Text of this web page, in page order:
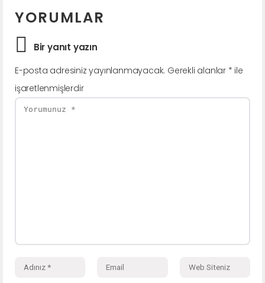
YORUMLAR
Bir yanıt yazın
E-posta adresiniz yayınlanmayacak. Gerekli alanlar * ile
işaretlenmişlerdir